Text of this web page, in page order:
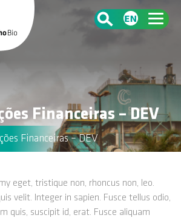
Financeiras – DEV
Financeiras – DEV
eget, tristique non, rhoncus non, leo.
velit. Integer in sapien. Fusce tellus odio,
quis, suscipit id, erat. Fusce aliquam